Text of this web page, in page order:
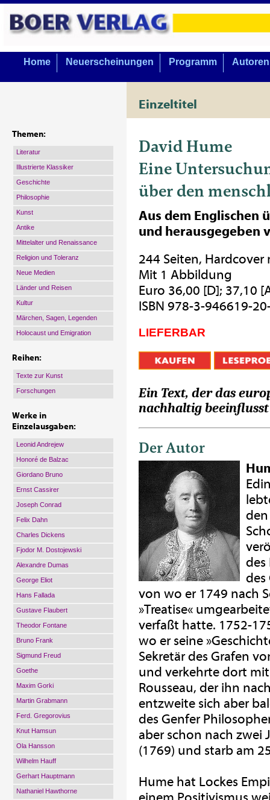
Home Neuerscheinungen Programm Autoren
Einzeltitel
Themen:
Literatur
Illustrierte Klassiker
Geschichte
Philosophie
Kunst
Antike
Mittelalter und Renaissance
Religion und Toleranz
Neue Medien
Länder und Reisen
Kultur
Märchen, Sagen, Legenden
Holocaust und Emigration
Reihen:
Texte zur Kunst
Forschungen
Werke in
Einzelausgaben:
Leonid Andrejew
Honoré de Balzac
Giordano Bruno
Ernst Cassirer
Joseph Conrad
Felix Dahn
Charles Dickens
Fjodor M. Dostojewski
Alexandre Dumas
George Eliot
Hans Fallada
Gustave Flaubert
Theodor Fontane
Bruno Frank
Sigmund Freud
Goethe
Maxim Gorki
Martin Grabmann
Ferd. Gregorovius
Knut Hamsun
Ola Hansson
Wilhelm Hauff
Gerhart Hauptmann
Nathaniel Hawthorne
David Hume
Eine
über den
Aus dem Englischen
und herausgegeben
244 Seiten,
Mit 1 Abbildung
Euro 36,00 [D]; 37,10
ISBN 978-3-946619-
LIEFERBAR
Ein Text, der das
nachhaltig
Der Autor
den
des
des
von wo er 1749 nach
»Treatise«
verfaßt hatte. 1752-
wo er seine
Sekretär des Grafen
und verkehrte dort
Rousseau, der ihn
entzweite sich aber
des Genfer
aber schon nach zwei
(1769) und starb am
Hume hat Lockes